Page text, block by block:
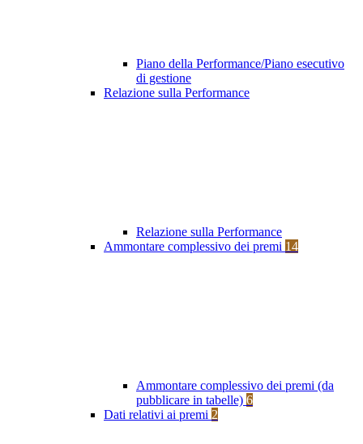
Piano della Performance/Piano esecutivo
di gestione
Relazione sulla Performance
Relazione sulla Performance
Ammontare complessivo dei premi 14
Ammontare complessivo dei premi (da
pubblicare in tabelle) 6
Dati relativi ai premi 2